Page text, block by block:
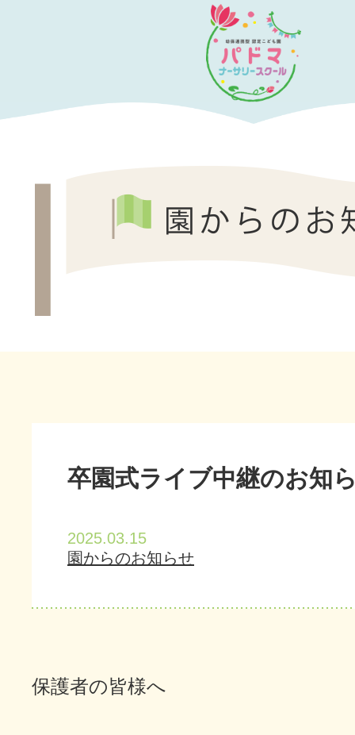
卒園式ライブ中継のお知
2025.03.15
園からのお知らせ
保護者の皆様へ